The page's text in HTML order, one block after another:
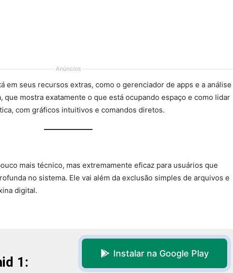
Anúncios
em seus recursos extras, como o gerenciador de apps e a análise
que mostra exatamente o que está ocupando espaço e como lidar
com gráficos intuitivos e comandos diretos.
mais técnico, mas extremamente eficaz para usuários que
no sistema. Ele vai além da exclusão simples de arquivos e
digital.
1:
Instalar na Google Play